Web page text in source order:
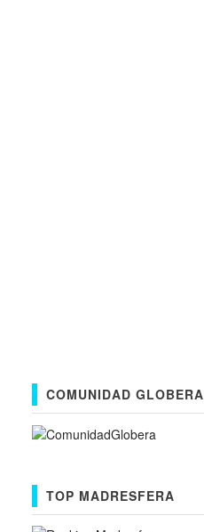
COMUNIDAD GLOBERA
TOP MADRESFERA